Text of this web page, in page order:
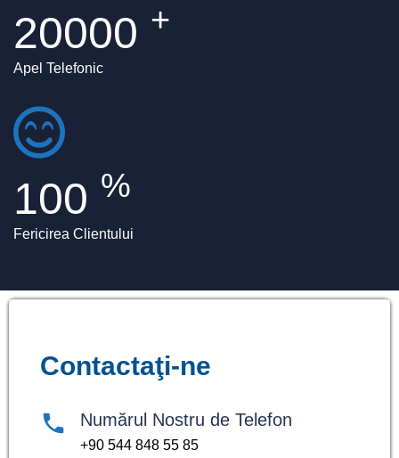
20000 +
Apel Telefonic
100 %
Fericirea Clientului
Contactaţi-ne
Numărul Nostru de Telefon
+90 544 848 55 85